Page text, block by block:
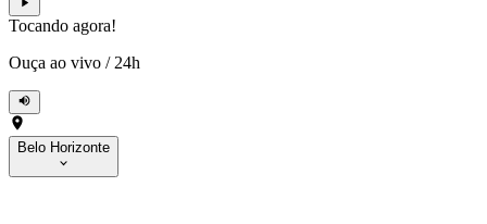
Tocando agora!
Ouça ao vivo / 24h
Belo Horizonte